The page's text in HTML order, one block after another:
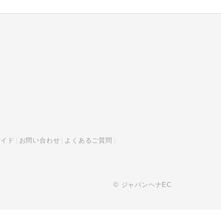
ド お問い合わせ よくあるご質問
© ジャパンヘナEC